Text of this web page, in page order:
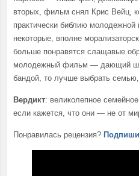
вторых, фильм снял Крис Вейц,
практически библию
некоторые, вполне
больше понравятся слащавые
молодежный фильм — дающий
бандой, то лучше выбрать
Вердикт: великолепное
если кажется, что они — не от
Понравилась рецензия?